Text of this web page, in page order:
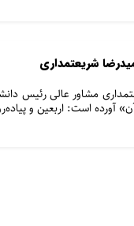
شریعتمداری
مشاور عالی رئیس
آورده است: اربعین و